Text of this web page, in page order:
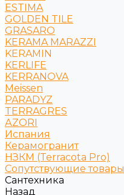
ESTIMA
GOLDEN TILE
GRASARO
KERAMA MARAZZI
KERAMIN
KERLIFE
KERRANOVA
Meissen
PARADYZ
TERRAGRES
АZORI
Испания
Керамогранит
НЗКМ (Terracota Pro)
Сопутствующие товары
Сантехника
Назад